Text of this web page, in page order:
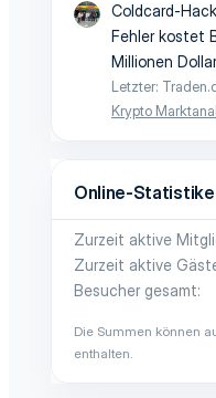
Coldcard-
Fehler kostet
Millionen Dollar
Letzter:
Krypto
Online-
Zurzeit aktive
Zurzeit aktive
Besucher gesamt
Die Summen können
enthalten.